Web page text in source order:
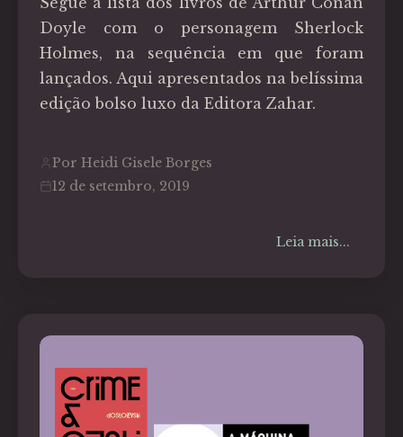
Doyle com o personagem Sherlock
Holmes, na sequência em que foram
lançados. Aqui apresentados na belíssima
edição bolso luxo da Editora Zahar.
Por Heidi Gisele Borges
12 de setembro, 2019
Leia mais...